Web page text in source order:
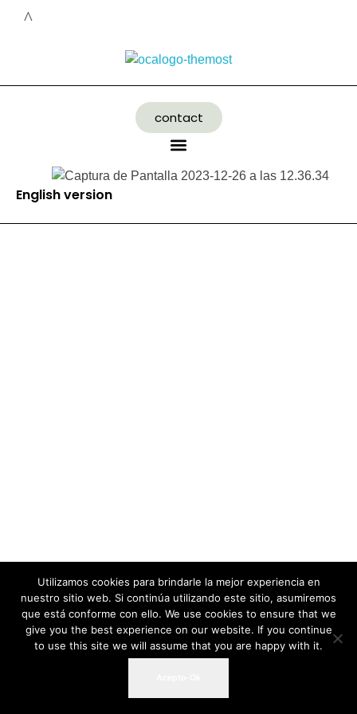
contact
English version
Utilizamos cookies para brindarle la mejor experiencia en
nuestro sitio web. Si continúa utilizando este sitio, asumiremos
que está conforme con ello. We use cookies to ensure that we
give you the best experience on our website. If you continue
to use this site we will assume that you are happy with it.